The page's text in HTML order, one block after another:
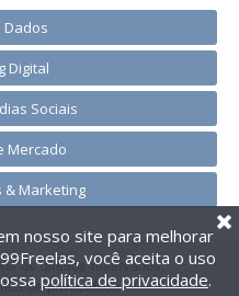
Dados
Digital
Sociais
Mercado
& Marketing
os direitos reservados.
de privacidade
nosso site para melhorar
você aceita o uso
política de privacidade.